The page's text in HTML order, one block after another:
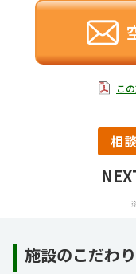
こ
相
施設のこだわ